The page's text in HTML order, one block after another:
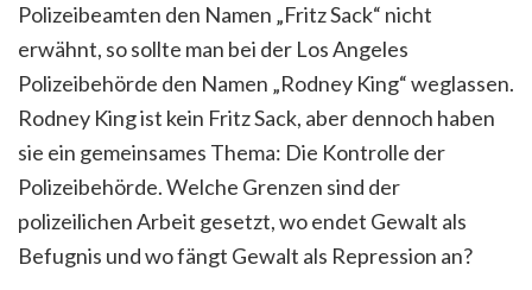
Polizeibeamten den Namen „Fritz Sack“ nicht
erwähnt, so sollte man bei der Los Angeles
Polizeibehörde den Namen „Rodney King“ weglassen.
Rodney King ist kein Fritz Sack, aber dennoch haben
sie ein gemeinsames Thema: Die Kontrolle der
Polizeibehörde. Welche Grenzen sind der
polizeilichen Arbeit gesetzt, wo endet Gewalt als
Befugnis und wo fängt Gewalt als Repression an?